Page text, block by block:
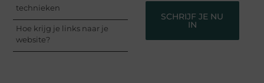
technieken
Hoe krijg je links naar je
website?
SCHRIJF JE NU
IN